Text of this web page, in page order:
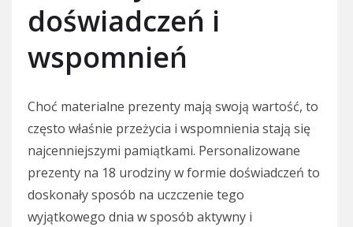
doświadczeń i
wspomnień
Choć materialne prezenty mają swoją wartość, to
często właśnie przeżycia i wspomnienia stają się
najcenniejszymi pamiątkami. Personalizowane
prezenty na 18 urodziny w formie doświadczeń to
doskonały sposób na uczczenie tego
wyjątkowego dnia w sposób aktywny i